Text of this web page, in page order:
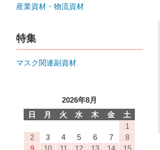
産業資材・物流資材
特集
マスク関連副資材
2026年8月
日
月 火 水 木 金
土
1
2
3 4 5 6 7
8
9
10 11 12 13 14
15